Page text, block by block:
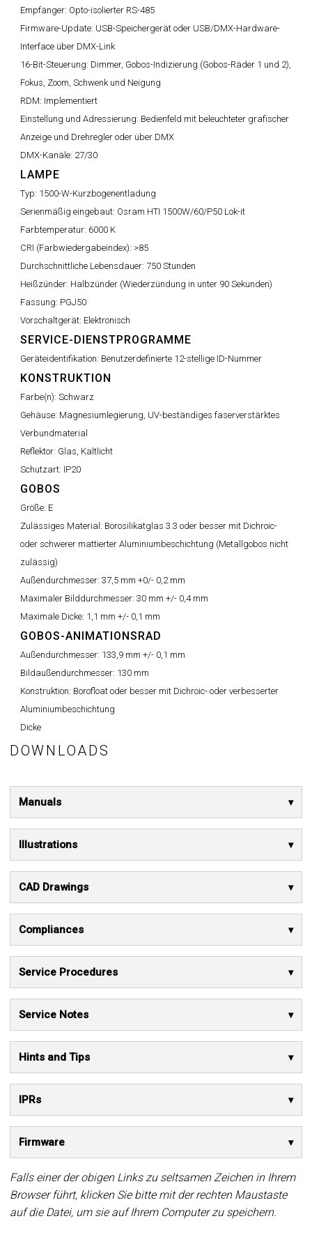
Empfänger: Opto-isolierter RS-485
Firmware-Update: USB-Speichergerät oder USB/DMX-Hardware-
Interface über DMX-Link
16-Bit-Steuerung: Dimmer, Gobos-Indizierung (Gobos-Räder 1 und 2),
Fokus, Zoom, Schwenk und Neigung
RDM: Implementiert
Einstellung und Adressierung: Bedienfeld mit beleuchteter grafischer
Anzeige und Drehregler oder über DMX
DMX-Kanäle: 27/30
LAMPE
Typ: 1500-W-Kurzbogenentladung
Serienmäßig eingebaut: Osram HTI 1500W/60/P50 Lok-it
Farbtemperatur: 6000 K
CRI (Farbwiedergabeindex): >85
Durchschnittliche Lebensdauer: 750 Stunden
Heißzünder: Halbzünder (Wiederzündung in unter 90 Sekunden)
Fassung: PGJ50
Vorschaltgerät: Elektronisch
SERVICE-DIENSTPROGRAMME
Geräteidentifikation: Benutzerdefinierte 12-stellige ID-Nummer
KONSTRUKTION
Farbe(n): Schwarz
Gehäuse: Magnesiumlegierung, UV-beständiges faserverstärktes
Verbundmaterial
Reflektor: Glas, Kaltlicht
Schutzart: IP20
GOBOS
Größe: E
Zulässiges Material: Borosilikatglas 3.3 oder besser mit Dichroic-
oder schwerer mattierter Aluminiumbeschichtung (Metallgobos nicht
zulässig)
Außendurchmesser: 37,5 mm +0/- 0,2 mm
Maximaler Bilddurchmesser: 30 mm +/- 0,4 mm
Maximale Dicke: 1,1 mm +/- 0,1 mm
GOBOS-ANIMATIONSRAD
Außendurchmesser: 133,9 mm +/- 0,1 mm
Bildaußendurchmesser: 130 mm
Konstruktion: Borofloat oder besser mit Dichroic- oder verbesserter
Aluminiumbeschichtung
Dicke
DOWNLOADS
Manuals
Illustrations
CAD Drawings
Compliances
Service Procedures
Service Notes
Hints and Tips
IPRs
Firmware
Falls einer der obigen Links zu seltsamen Zeichen in Ihrem
Browser führt, klicken Sie bitte mit der rechten Maustaste
auf die Datei, um sie auf Ihrem Computer zu speichern.